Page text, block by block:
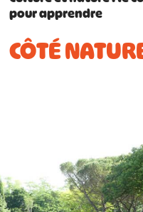
pour apprendre
CÔTÉ